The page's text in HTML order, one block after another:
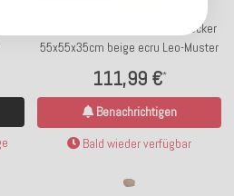
H.O.C.K. Tamaro Bean Cube Hocker
55x55x35cm beige ecru Leo-Muster
111,99 €*
Benachrichtigen
Bald wieder verfügbar